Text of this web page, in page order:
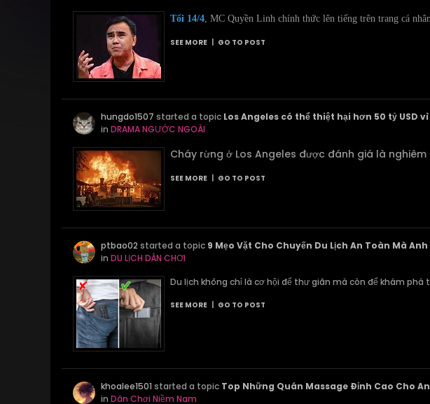
Tối 14/4, MC Quyền Linh chính thức lên tiếng trên trang cá
SEE MORE GO TO POST
hungdo1507 started a topic Los Angeles có thể thiệt hại hơn 50 tỷ USD
in DRAMA NGƯỚC NGOÀI
Cháy rừng ở Los Angeles được đánh giá là
SEE MORE GO TO POST
ptbao02 started a topic 9 Mẹo Vặt Cho Chuyến Du Lịch An Toàn Mà Anh
in DU LỊCH DÂN CHƠI
Du lịch không chỉ là cơ hội để thư giãn mà còn để khám
SEE MORE GO TO POST
khoalee1501 started a topic Top Những Quán Massage Đỉnh Cao Cho
in Dân Chơi Niềm Nam